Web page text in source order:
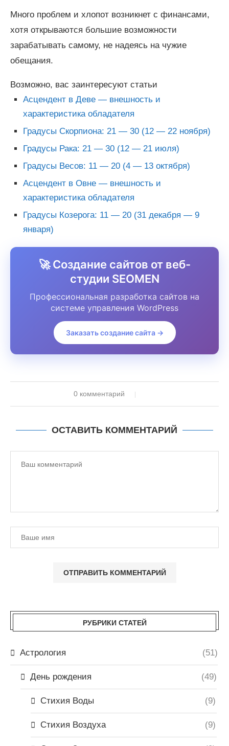
Много проблем и хлопот возникнет с финансами,
хотя открываются большие возможности
зарабатывать самому, не надеясь на чужие
обещания.
Возможно, вас заинтересуют статьи
Асцендент в Деве — внешность и
характеристика обладателя
Градусы Скорпиона: 21 — 30 (12 — 22 ноября)
Градусы Рака: 21 — 30 (12 — 21 июля)
Градусы Весов: 11 — 20 (4 — 13 октября)
Асцендент в Овне — внешность и
характеристика обладателя
Градусы Козерога: 11 — 20 (31 декабря — 9
января)
🚀 Создание сайтов от веб-
студии SEOMEN
Профессиональная разработка сайтов на
системе управления WordPress
Заказать создание сайта →
0 комментарий
ОСТАВИТЬ КОММЕНТАРИЙ
РУБРИКИ СТАТЕЙ
Астрология (51)
День рождения (49)
Стихия Воды (9)
Стихия Воздуха (9)